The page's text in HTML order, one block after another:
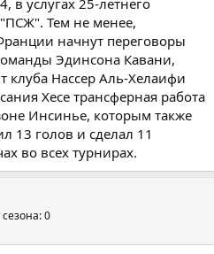
Тем не менее,
начнут переговоры
Эдинсона Кавани,
клуба Нассер Аль-Хелаифи
Хесе трансферная работа
Инсинье, которым также
13 голов и сделал 11
во всех турнирах.
0